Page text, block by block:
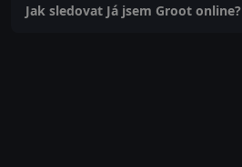
Jak sledovat Já jsem Groot online?